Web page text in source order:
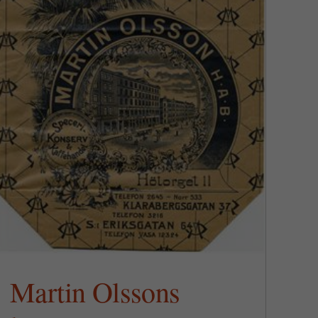
Martin Olssons